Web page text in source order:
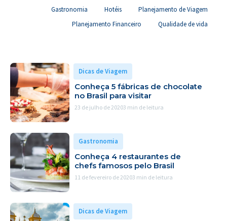
Gastronomia
Hotéis
Planejamento de Viagem
Planejamento Financeiro
Qualidade de vida
Dicas de Viagem
Conheça 5 fábricas de chocolate
no Brasil para visitar
23 de julho de 20203 min de leitura
Gastronomia
Conheça 4 restaurantes de
chefs famosos pelo Brasil
11 de fevereiro de 20203 min de leitura
Dicas de Viagem